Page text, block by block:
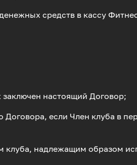
средств в кассу
настоящий Договор;
если Член клуба в
клуба, надлежащим образом